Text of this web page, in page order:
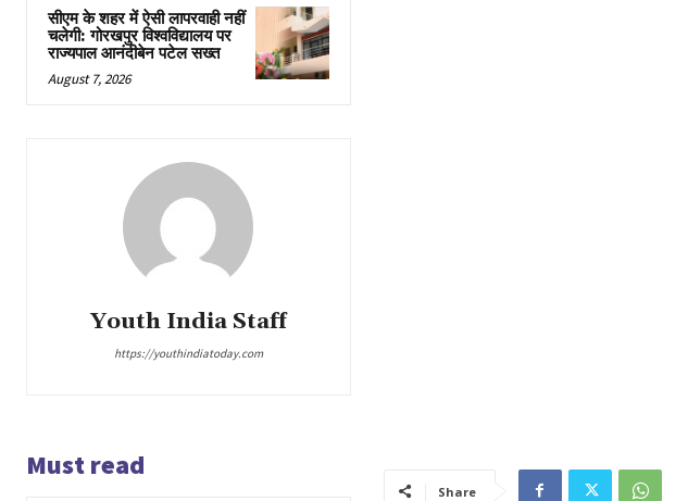
सीएम के शहर में ऐसी लापरवाही नहीं
चलेगी: गोरखपुर विश्वविद्यालय पर
राज्यपाल आनंदीबेन पटेल सख्त
August 7, 2026
Youth India Staff
https://youthindiatoday.com
Must read
Share